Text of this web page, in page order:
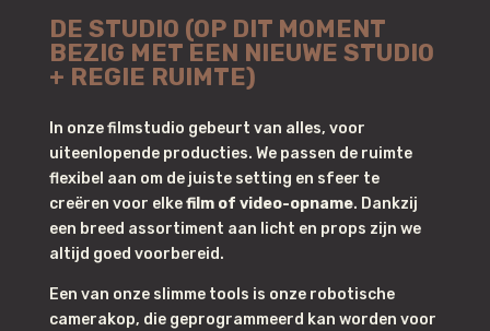
DE STUDIO (OP DIT MOMENT
BEZIG MET EEN NIEUWE STUDIO
+ REGIE RUIMTE)
In onze filmstudio gebeurt van alles, voor
uiteenlopende producties. We passen de ruimte
flexibel aan om de juiste setting en sfeer te
creëren voor elkefilm of video-opname. Dankzij
een breed assortiment aan licht en props zijn we
altijd goed voorbereid.
Een van onze slimme tools is onze robotische
camerakop, die geprogrammeerd kan worden voor